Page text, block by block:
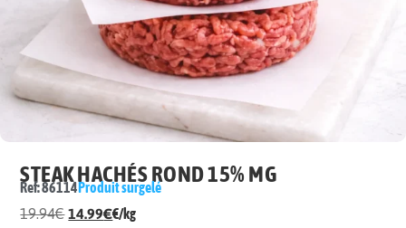
STEAK HACHÉS ROND 15% MG
Ref: 86114Produit surgelé
19.94€ 14.99€€/kg